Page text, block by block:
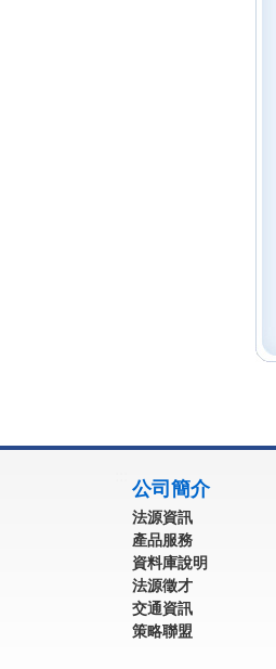
公司簡介
法源資訊
產品服務
資料庫說明
法源徵才
交通資訊
策略聯盟